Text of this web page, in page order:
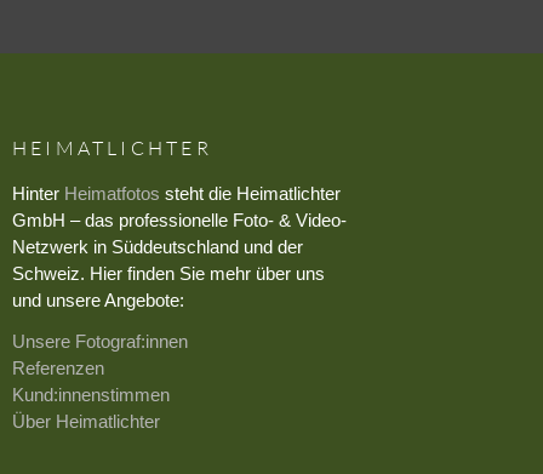
HEIMATLICHTER
Hinter Heimatfotos steht die Heimatlichter
GmbH – das professionelle Foto- & Video-
Netzwerk in Süddeutschland und der
Schweiz. Hier finden Sie mehr über uns
und unsere Angebote:
Unsere Fotograf:innen
Referenzen
Kund:innenstimmen
Über Heimatlichter